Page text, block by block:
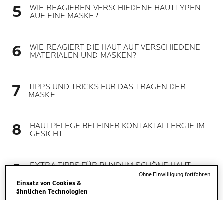
WIE REAGIEREN VERSCHIEDENE HAUTTYPEN
AUF EINE MASKE?
WIE REAGIERT DIE HAUT AUF VERSCHIEDENE
MATERIALEN UND MASKEN?
TIPPS UND TRICKS FÜR DAS TRAGEN DER
MASKE
HAUTPFLEGE BEI EINER KONTAKTALLERGIE IM
GESICHT
EXTRA TIPPS FÜR RUNDUM SCHÖNE HAUT
WÄHREND DER MASKENPFLICHT
Einsatz von Cookies &
ähnlichen Technologien
Ohne Einwilligung fortfahren